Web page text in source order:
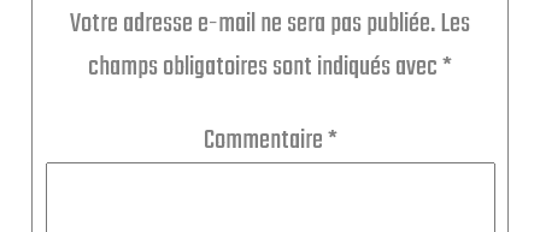
Votre adresse e-mail ne sera pas publiée.Les
champs obligatoires sont indiqués avec*
Commentaire*